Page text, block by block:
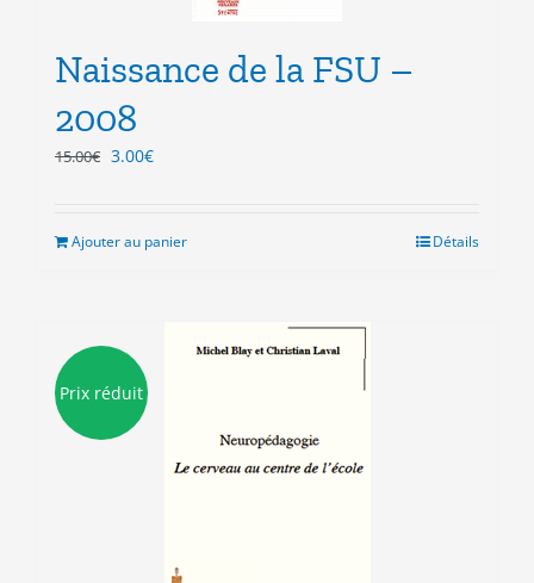
Naissance de la FSU –
2008
15.00€ Le
3.00€Le
est :
Ajouter au panier Détails
Prix réduit